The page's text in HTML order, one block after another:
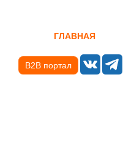
ГЛАВНАЯ
B2B портал